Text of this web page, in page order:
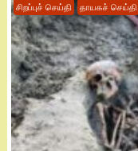
சிறப்புச் செய்தி தாயகச் செய்தி